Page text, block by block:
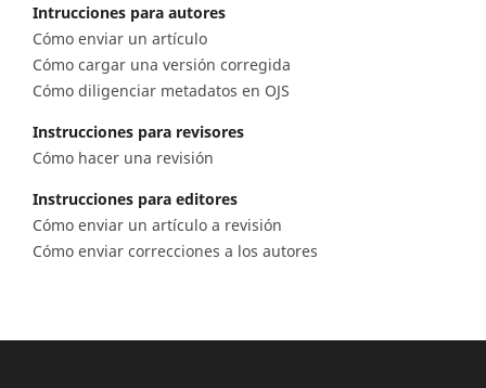
Intrucciones para autores
Cómo enviar un artículo
Cómo cargar una versión corregida
Cómo diligenciar metadatos en OJS
Instrucciones para revisores
Cómo hacer una revisión
Instrucciones para editores
Cómo enviar un artículo a revisión
Cómo enviar correcciones a los autores